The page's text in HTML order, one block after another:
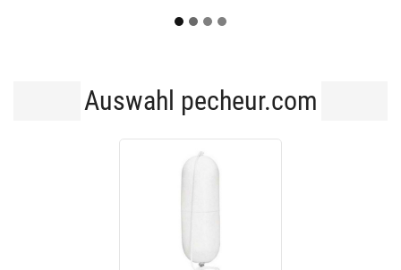
Auswahl pecheur.com